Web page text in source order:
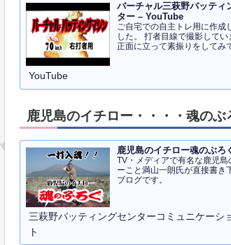
バーチャル三萩野バッティ
ター – YouTube
ご自宅での自主トレ用に作成
した。 打者目線で撮影してい
正面に立って素振りをしてみ
YouTube
鹿児島のイチロー・・・・魂のぶ
鹿児島のイチロー魂のぶろ
TV・メディアで有名な鹿児島
ーこと満山一朗氏が直接書き
ブログです。
三萩野バッティングセンターコミュニケーシ
ト